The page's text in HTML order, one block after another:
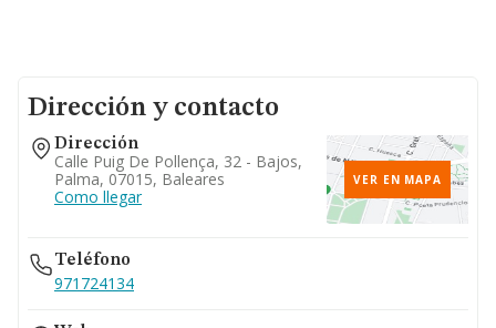
Dirección y contacto
Dirección
Calle Puig De Pollença, 32 - Bajos,
Palma, 07015, Baleares
Como llegar
VER EN MAPA
Teléfono
971724134